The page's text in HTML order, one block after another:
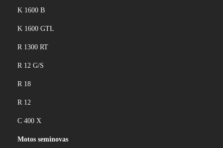
K 1600 B
K 1600 GTL
R 1300 RT
R 12 G/S
R 18
R 12
C 400 X
Motos seminovas